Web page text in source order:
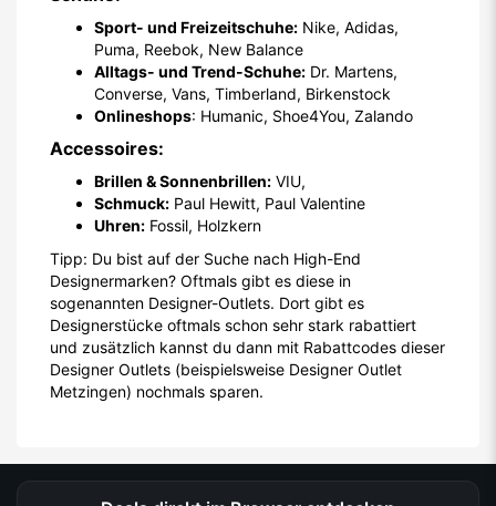
Sport- und Freizeitschuhe: Nike, Adidas,
Puma, Reebok, New Balance
Alltags- und Trend-Schuhe: Dr. Martens,
Converse, Vans, Timberland, Birkenstock
Onlineshops: Humanic, Shoe4You, Zalando
Accessoires:
Brillen & Sonnenbrillen: VIU,
Schmuck: Paul Hewitt, Paul Valentine
Uhren: Fossil, Holzkern
Tipp: Du bist auf der Suche nach High-End
Designermarken? Oftmals gibt es diese in
sogenannten Designer-Outlets. Dort gibt es
Designerstücke oftmals schon sehr stark rabattiert
und zusätzlich kannst du dann mit Rabattcodes dieser
Designer Outlets (beispielsweise Designer Outlet
Metzingen) nochmals sparen.